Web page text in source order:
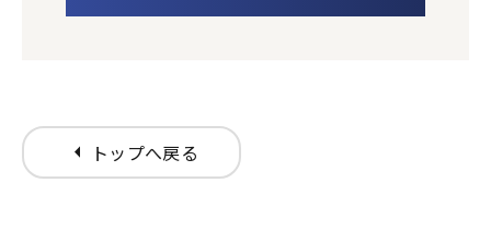
arrow_left トップへ戻る